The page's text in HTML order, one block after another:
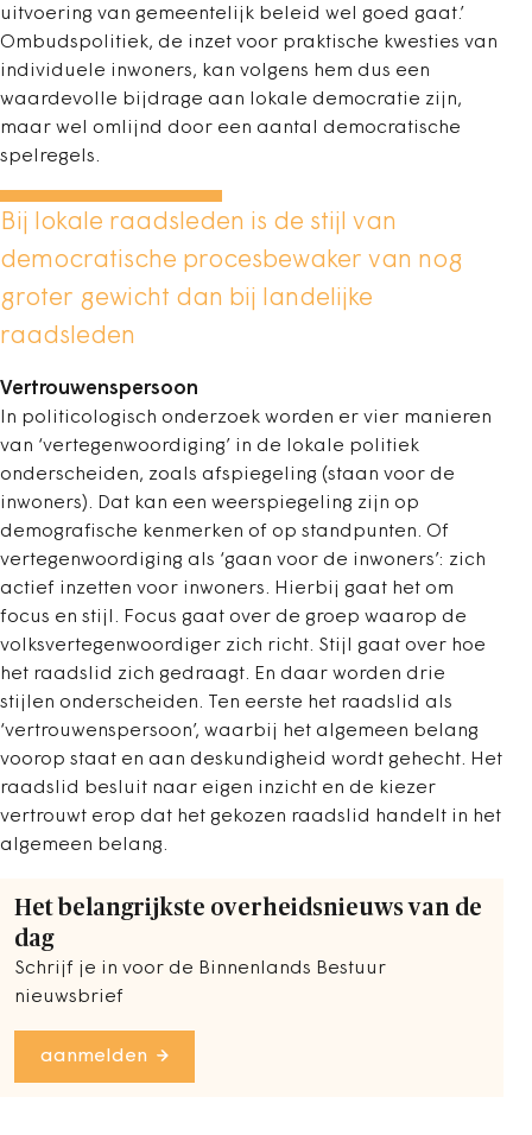
uitvoering van gemeentelijk beleid wel goed gaat.’
Ombudspolitiek, de inzet voor praktische kwesties van
individuele inwoners, kan volgens hem dus een
waardevolle bijdrage aan lokale democratie zijn,
maar wel omlijnd door een aantal democratische
spelregels.
Bij lokale raadsleden is de stijl van
democratische procesbewaker van nog
groter gewicht dan bij landelijke
raadsleden
Vertrouwenspersoon
In politicologisch onderzoek worden er vier manieren
van ‘vertegenwoordiging’ in de lokale politiek
onderscheiden, zoals afspiegeling (staan voor de
inwoners). Dat kan een weerspiegeling zijn op
demografische kenmerken of op standpunten. Of
vertegenwoordiging als ‘gaan voor de inwoners’: zich
actief inzetten voor inwoners. Hierbij gaat het om
focus en stijl. Focus gaat over de groep waarop de
volksvertegenwoordiger zich richt. Stijl gaat over hoe
het raadslid zich gedraagt. En daar worden drie
stijlen onderscheiden. Ten eerste het raadslid als
‘vertrouwenspersoon’, waarbij het algemeen belang
voorop staat en aan deskundigheid wordt gehecht. Het
raadslid besluit naar eigen inzicht en de kiezer
vertrouwt erop dat het gekozen raadslid handelt in het
algemeen belang.
Het belangrijkste overheidsnieuws van de
dag
Schrijf je in voor de Binnenlands Bestuur
nieuwsbrief
aanmelden